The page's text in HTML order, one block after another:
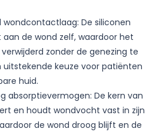
wondcontactlaag: De siliconen
de wond zelf, waardoor het
zonder de genezing te
keuze voor patiënten
huid.
absorptievermogen: De kern van
en houdt wondvocht vast in zijn
de wond droog blijft en de